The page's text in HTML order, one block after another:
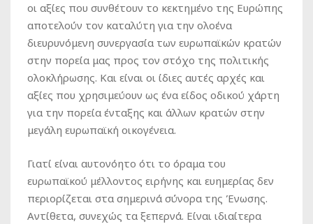
οι αξίες που συνθέτουν το κεκτημένο της Ευρώπης
αποτελούν τον καταλύτη για την ολοένα
διευρυνόμενη συνεργασία των ευρωπαϊκών κρατών
στην πορεία μας προς τον στόχο της πολιτικής
ολοκλήρωσης. Και είναι οι ίδιες αυτές αρχές και
αξίες που χρησιμεύουν ως ένα είδος οδικού χάρτη
για την πορεία ένταξης και άλλων κρατών στην
μεγάλη ευρωπαϊκή οικογένεια.
Γιατί είναι αυτονόητο ότι το όραμα του
ευρωπαϊκού μέλλοντος ειρήνης και ευημερίας δεν
περιορίζεται στα σημερινά σύνορα της Ένωσης.
Αντίθετα, συνεχώς τα ξεπερνά. Είναι ιδιαίτερα